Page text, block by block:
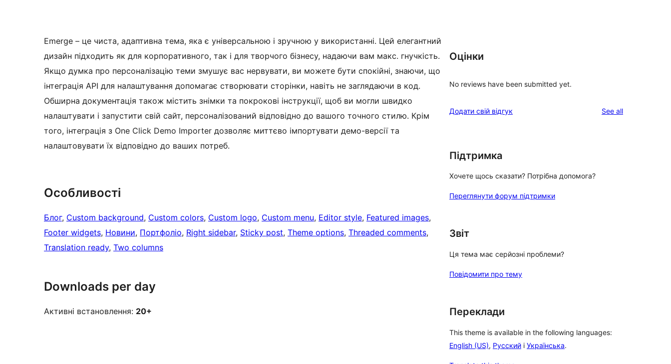
Emerge – це чиста, адаптивна тема, яка є універсальною і зручною у використанні. Цей елегантний
дизайн підходить як для корпоративного, так і для творчого бізнесу, надаючи вам макс. гнучкість.
Якщо думка про персоналізацію теми змушує вас нервувати, ви можете бути спокійні, знаючи, що
інтеграція API для налаштування допомагає створювати сторінки, навіть не заглядаючи в код.
Обширна документація також містить знімки та покрокові інструкції, щоб ви могли швидко
налаштувати і запустити свій сайт, персоналізований відповідно до вашого точного стилю. Крім
того, інтеграція з One Click Demo Importer дозволяє миттєво імпортувати демо-версії та
налаштовувати їх відповідно до ваших потреб.
Особливості
Блог, Custom background, Custom colors, Custom logo, Custom menu, Editor style, Featured images
Footer widgets, Новини, Портфоліо, Right sidebar, Sticky post, Theme options, Threaded comments
Translation ready, Two columns
Downloads per day
Активні встановлення: 20+
Оцінки
No reviews have been submitted yet.
Додати свій відгук See allreviews
Підтримка
Хочете щось сказати? Потрібна допомога?
Переглянути форум підтримки
Звіт
Ця тема має серйозні проблеми?
Повідомити про тему
Переклади
This theme is available in the following languages:
English (US), Русский і Українська.